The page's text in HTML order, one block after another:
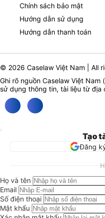
Chính sách bảo mật
Hướng dẫn sử dụng
Hướng dẫn thanh toán
© 2026 Caselaw Việt Nam | All
Ghi rõ nguồn Caselaw Việt Nam (
sử dụng thông tin, tài liệu từ địa
Tạo
Đăng
Họ và tên
Email
Số điện thoại
Mật khẩu